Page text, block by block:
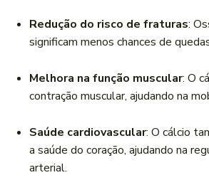
Redução do risco de fraturas:
significam menos chances de
Melhora na função muscular: O
contração muscular, ajudando na
Saúde cardiovascular: O cálcio
a saúde do coração, ajudando na
arterial.